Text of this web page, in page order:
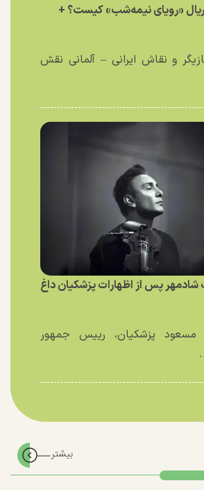
«رویای نیمه‌شب» کیست؟ +
و نقاش ایرانی – آلمانی نقش
پس از اظهارات پزشکیان داغ
مسعود پزشکیان، رییس جمهور